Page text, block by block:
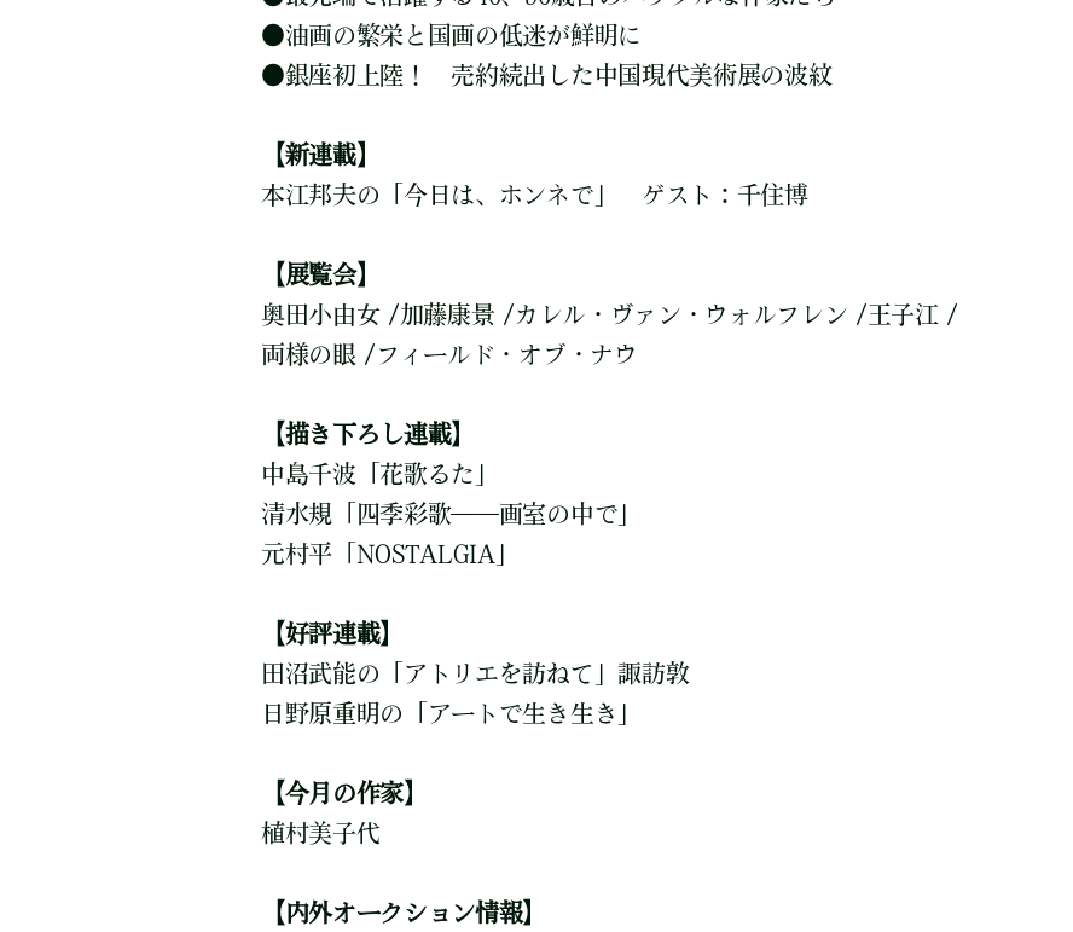
●油画の繁栄と国画の低迷が鮮明に
●銀座初上陸！ 売約続出した中国現代美術展の波紋
【新連載】
本江邦夫の「今日は、ホンネで」 ゲスト：千住博
【展覧会】
奥田小由女 /加藤康景 /カレル・ヴァン・ウォルフレン /王子江 /
両様の眼 /フィールド・オブ・ナウ
【描き下ろし連載】
中島千波「花歌るた」
清水規「四季彩歌――画室の中で」
元村平「NOSTALGIA」
【好評連載】
田沼武能の「アトリエを訪ねて」諏訪敦
日野原重明の「アートで生き生き」
【今月の作家】
植村美子代
【内外オークション情報】